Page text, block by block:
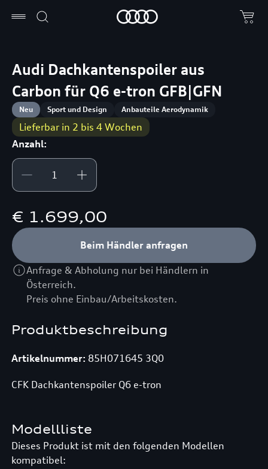
Produktbeschreibung
Artikelnummer: 85H071645 3Q0
CFK Dachkantenspoiler Q6 e-tron
Modellliste
Dieses Produkt ist mit den folgenden Modellen
kompatibel:
Audi Dachkantenspoiler aus
Carbon für Q6 e-tron GFB|GFN
Neu Sport und Design Anbauteile Aerodynamik
Lieferbar in 2 bis 4 Wochen
Anzahl:
€ 1.699,00
Beim Händler anfragen
Anfrage & Abholung nur bei Händlern in
Österreich.
Preis ohne Einbau/Arbeitskosten.